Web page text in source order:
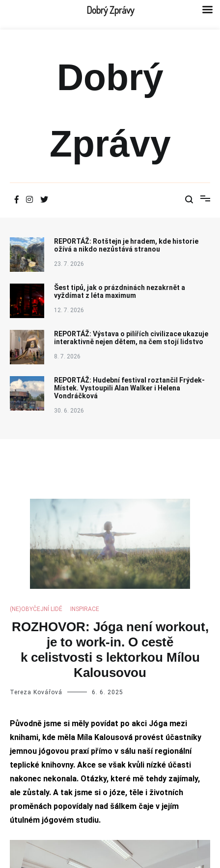
Dobrý
Zprávy
REPORTÁŽ: Rotštejn je hradem, kde historie
ožívá a nikdo nezůstává stranou
23. 7. 2026
Šest tipů, jak o prázdninách nezakrnět a
vyždímat z léta maximum
12. 7. 2026
REPORTÁŽ: Výstava o pilířích civilizace ukazuje
interaktivně nejen dětem, na čem stojí lidstvo
8. 7. 2026
REPORTÁŽ: Hudební festival roztančil Frýdek-
Místek. Vystoupili Alan Walker i Helena
Vondráčková
30. 6. 2026
(NE)OBYČEJNÍ LIDÉ INSPIRACE
ROZHOVOR: Jóga není workout,
je to work-in. O cestě
k celistvosti s lektorkou Mílou
Kalousovou
Tereza Kovářová 6. 6. 2025
Původně jsme si měly povídat po akci Jóga mezi
knihami, kde měla Míla Kalousová provést účastníky
jemnou jógovou praxí přímo v sálu naší regionální
teplické knihovny. Akce se však kvůli nízké účasti
nakonec nekonala. Otázky, které mě tehdy zajímaly,
ale zůstaly. A tak jsme si o józe, těle i životních
proměnách popovídaly nad šálkem čaje v jejím
útulném jógovém studiu.
Dobrý Zprávy